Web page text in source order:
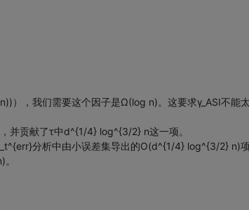
），我们需要这个因子是Ω(log n)。这要求γ_ASI不能
并贡献了τ中d^{1/4} log^{3/2} n这一项。
分析中由小误差集导出的O(d^{1/4} log^{3/2} n)项